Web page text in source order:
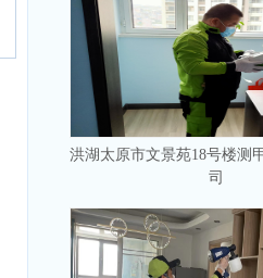
洪湖太原市文景苑18号楼测
司